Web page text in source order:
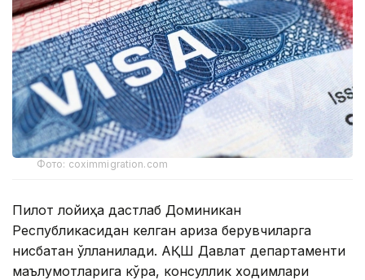
Фото: coximmigration.com
Пилот лойиҳа дастлаб Доминикан
Республикасидан келган ариза берувчиларга
нисбатан қўлланилади. АҚШ Давлат департаменти
маълумотларига кўра, консуллик ходимлари